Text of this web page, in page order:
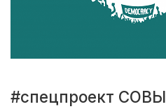
#спецпроект СОВЫ